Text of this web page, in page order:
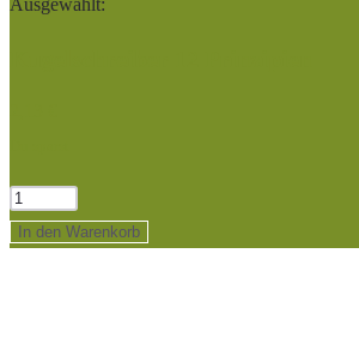
durchsuchen
Ausgewählt:
Kugelschreiber
12In den Warenkorb